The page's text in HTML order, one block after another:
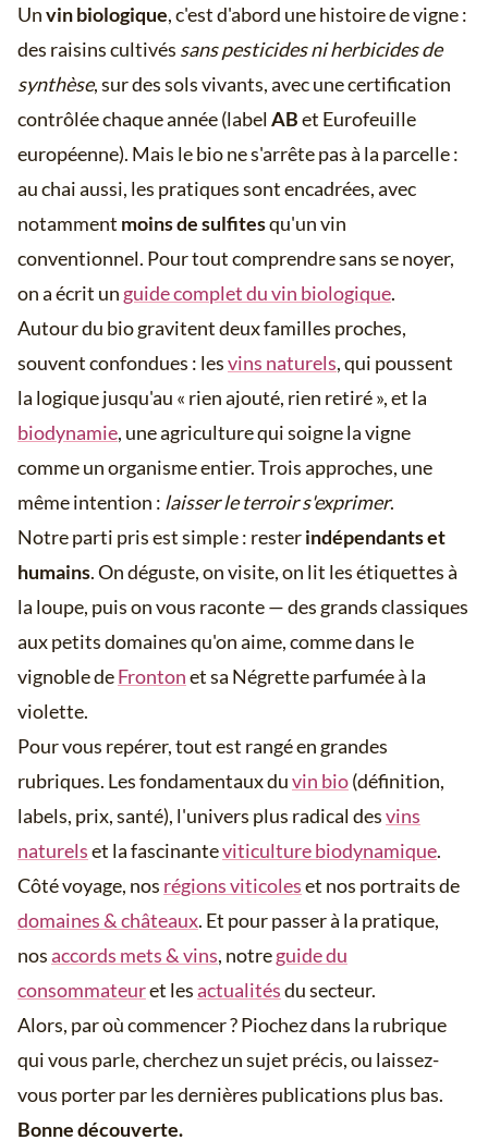
Unvin biologique, c'est d'abord une histoire de vigne :
des raisins cultivés sans pesticides ni herbicides de
synthèse, sur des sols vivants, avec une certification
contrôlée chaque année (label ABet Eurofeuille
européenne). Mais le bio ne s'arrête pas à la parcelle :
au chai aussi, les pratiques sont encadrées, avec
notamment moins de sulfitesqu'un vin
conventionnel. Pour tout comprendre sans se noyer,
on a écrit un guide complet du vin biologique.
Autour du bio gravitent deux familles proches,
souvent confondues : lesvins naturels, qui poussent
la logique jusqu'au « rien ajouté, rien retiré », et la
biodynamie, une agriculture qui soigne la vigne
comme un organisme entier. Trois approches, une
même intention : laisser le terroir s'exprimer.
Notre parti pris est simple : resterindépendants et
humains. On déguste, on visite, on lit les étiquettes à
la loupe, puis on vous raconte — des grands classiques
aux petits domaines qu'on aime, comme dans le
vignoble deFrontonet sa Négrette parfumée à la
violette.
Pour vous repérer, tout est rangé en grandes
rubriques. Les fondamentaux duvin bio(définition,
labels, prix, santé), l'univers plus radical desvins
naturelset la fascinanteviticulture biodynamique.
Côté voyage, nos régions viticoleset nos portraits de
domaines & châteaux. Et pour passer à la pratique,
nosaccords mets & vins, notreguide du
consommateuret lesactualitésdu secteur.
Alors, par où commencer ? Piochez dans la rubrique
qui vous parle, cherchez un sujet précis, ou laissez-
vous porter par les dernières publications plus bas.
Bonne découverte.